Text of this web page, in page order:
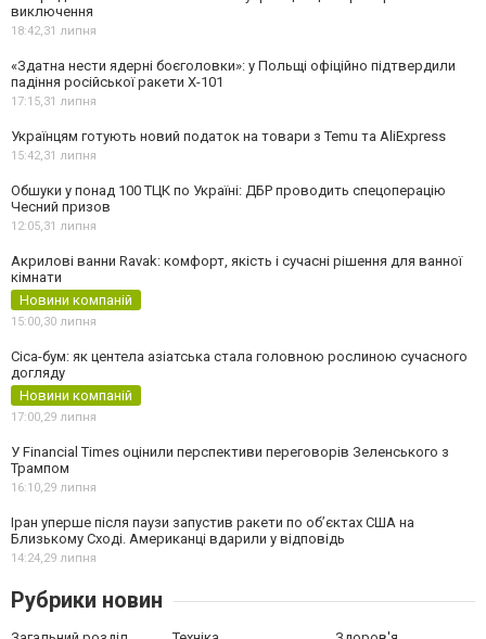
виключення
18:42,31 липня
«Здатна нести ядерні боєголовки»: у Польщі офіційно підтвердили
падіння російської ракети Х-101
17:15,31 липня
Українцям готують новий податок на товари з Temu та AliExpress
15:42,31 липня
Обшуки у понад 100 ТЦК по Україні: ДБР проводить спецоперацію
Чесний призов
12:05,31 липня
Акрилові ванни Ravak: комфорт, якість і сучасні рішення для ванної
кімнати
Новини компаній
15:00,30 липня
Cica-бум: як центела азіатська стала головною рослиною сучасного
догляду
Новини компаній
17:00,29 липня
У Financial Times оцінили перспективи переговорів Зеленського з
Трампом
16:10,29 липня
Іран уперше після паузи запустив ракети по обʼєктах США на
Близькому Сході. Американці вдарили у відповідь
14:24,29 липня
Рубрики новин